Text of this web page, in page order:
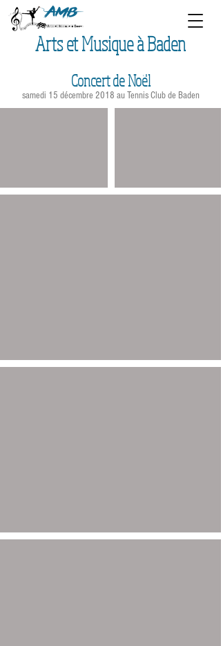
Arts et Musique à Baden
Concert de Noël
samedi 15 décembre 2018 au Tennis Club de Baden